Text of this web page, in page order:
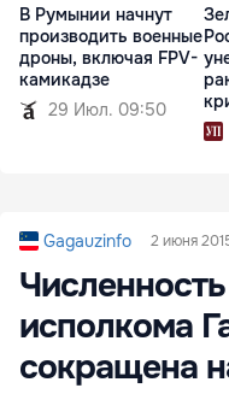
В Румынии начнут
производить военные
дроны, включая FPV-
камикадзе
29 Июл. 09:50
Gagauzinfo 2 июня
исполкома
сокращена